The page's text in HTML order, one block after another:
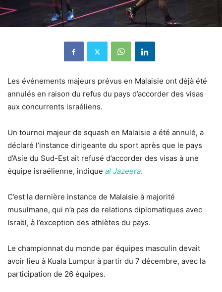
Les événements majeurs prévus en Malaisie ont déjà été
annulés en raison du refus du pays d’accorder des visas
aux concurrents israéliens.
Un tournoi majeur de squash en Malaisie a été annulé, a
déclaré l’instance dirigeante du sport après que le pays
d’Asie du Sud-Est ait refusé d’accorder des visas à une
équipe israélienne, indique al Jazeera.
C’est la dernière instance de Malaisie à majorité
musulmane, qui n’a pas de relations diplomatiques avec
Israël, à l’exception des athlètes du pays.
Le championnat du monde par équipes masculin devait
avoir lieu à Kuala Lumpur à partir du 7 décembre, avec la
participation de 26 équipes.